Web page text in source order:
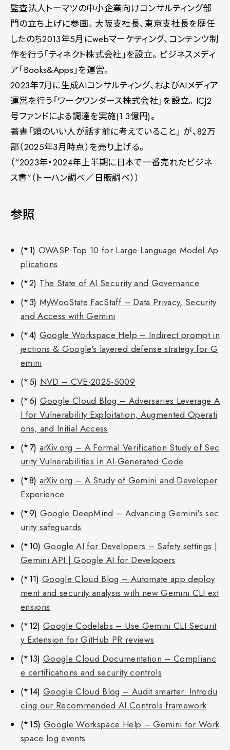
監査法人トーマツの中小企業向けコンサルティング部
門の立ち上げに参画。大阪支社長、東京支社長を歴任
したのち2013年5月にwebマーケティング、コンテンツ制
作を行う「ティネクト株式会社」を設立。ビジネスメディ
ア「Books&Apps」を運営。
2023年7月に生成AIコンサルティング、およびAIメディア
運営を行う「ワークワンダース株式会社」を設立。ICJ2
号ファンドによる調達を実施(1.3億円)。
著書「頭のいい人が話す前に考えていること」 が、82万
部（2025年3月時点）を売り上げる。
（“2023年・2024年上半期に日本で一番売れたビジネ
ス書”（トーハン調べ／日販調べ））
参照
(*1) OWASP Top 10 for Large Language Model Ap
plications
(*2) The State of AI Security and Governance
(*3) MyWooState FacStaff – Data Privacy, Security
and Access with Gemini
(*4) Google Workspace Help – Indirect prompt in
jections & Google's layered defense strategy for G
emini
(*5) NVD – CVE-2025-5009
(*6) Google Cloud Blog – Adversaries Leverage A
I for Vulnerability Exploitation, Augmented Operati
ons, and Initial Access
(*7) arXiv.org – A Formal Verification Study of Sec
urity Vulnerabilities in AI-Generated Code
(*8) arXiv.org – A Study of Gemini and Developer
Experience
(*9) Google DeepMind – Advancing Gemini's sec
urity safeguards
(*10)Google AI for Developers – Safety settings |
Gemini API | Google AI for Developers
(*11)Google Cloud Blog – Automate app deploy
ment and security analysis with new Gemini CLI ext
ensions
(*12)Google Codelabs – Use Gemini CLI Securit
y Extension for GitHub PR reviews
(*13)Google Cloud Documentation – Complianc
e certifications and security controls
(*14)Google Cloud Blog – Audit smarter: Introdu
cing our Recommended AI Controls framework
(*15)Google Workspace Help – Gemini for Work
space log events